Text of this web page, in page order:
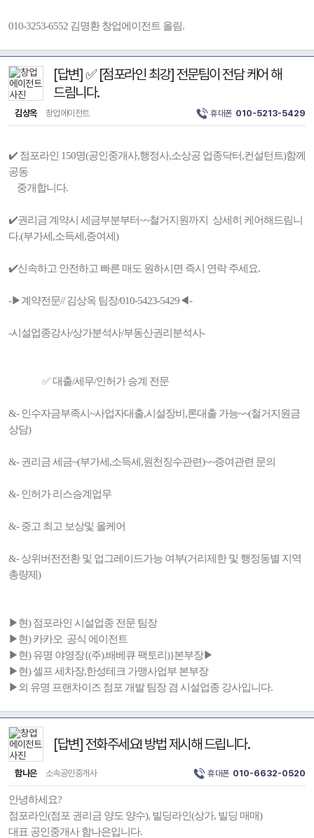
010-3253-6552 김명환 창업에이전트 올림.
[답변] ✅ [점포라인 최강] 전문팀이 전담 케어 해
드림니다.
김상옥 창업에이전트 휴대폰 010-5213-5429
✔️ 점포라인 150명(공인중개사,행정사,소상공 업종닥터,컨설턴트)함께
공동
중개합니다.
✔️권리금 계약시 세금부분부터~~철거지원까지 상세히 케어해드림니
다.(부가세,소득세,증여세)
✔️신속하고 안전하고 빠른 매도 원하시면 즉시 연락 주세요.
-▶계약전문// 김상옥 팀장/010-5423-5429◀-
-시설업종강사/상가분석사/부동산권리분석사-
✅ 대출/세무/인허가 승계 전문
&- 인수자금부족시~사업자대출,시설장비,론대출 가능~~(철거지원금
상담)
&- 권리금 세금~(부가세,소득세,원천징수관련)~~증여관련 문의
&- 인허가 리스승계업무
&- 중고 최고 보상및 올케어
&- 상위버전전환 및 업그레이드가능 여부(거리제한 및 행정동별 지역
총량제)
▶현) 점포라인 시설업종 전문 팀장
▶현) 카카오 공식 에이전트
▶현) 유명 야영장{(주).배베큐 팩토리)}본부장▶
▶현) 셀프 세차장,한성테크 가맹사업부 본부장
▶외 유명 프랜차이즈 점포 개발 팀장 겸 시설업종 강사입니다.
[답변] 전화주세요! 방법 제시해 드립니다.
함나은 소속공인중개사 휴대폰 010-6632-0520
안녕하세요?
점포라인(점포 권리금 양도 양수), 빌딩라인(상가, 빌딩 매매)
대표 공인중개사 함나은입니다.